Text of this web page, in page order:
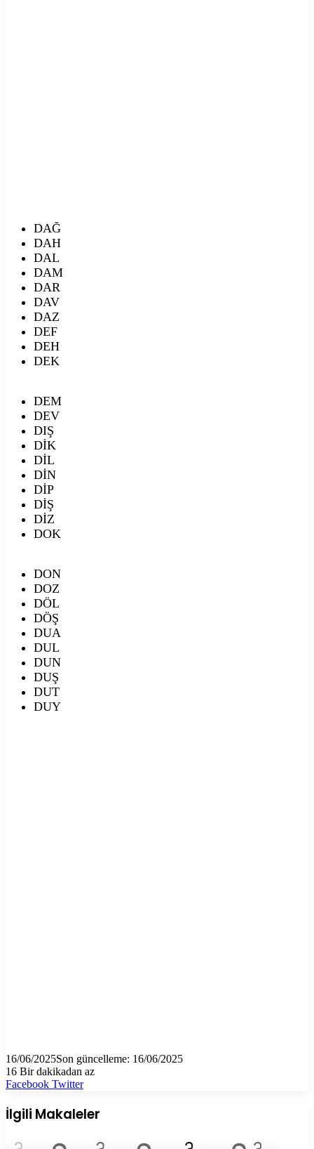
DAĞ
DAH
DAL
DAM
DAR
DAV
DAZ
DEF
DEH
DEK
DEM
DEV
DIŞ
DİK
DİL
DİN
DİP
DİŞ
DİZ
DOK
DON
DOZ
DÖL
DÖŞ
DUA
DUL
DUN
DUŞ
DUT
DUY
16/06/2025Son güncelleme: 16/06/2025
16 Bir dakikadan az
Facebook TwitterLinkedIn
Tumblr
Pinterest
Reddit
VKontakte
E-
ile
paylaş
Yazdır
İlgili Makaleler